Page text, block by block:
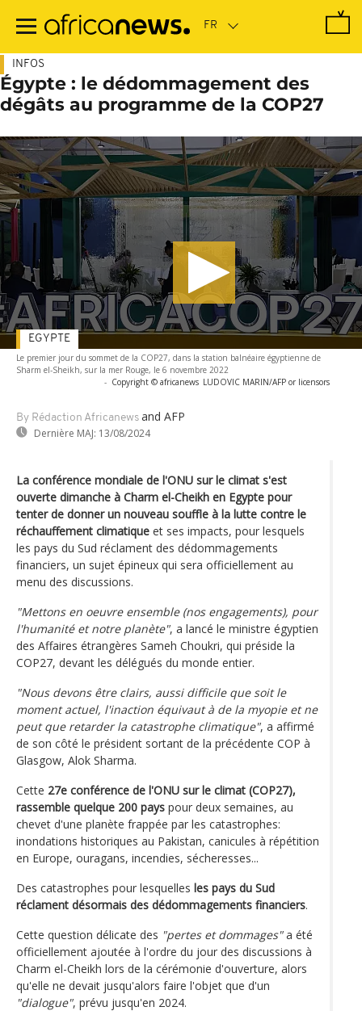
contenu
INFOS
Égypte : le dédommagement des
dégâts au programme de la COP27
Le premier jour du sommet de la COP27, dans la station balnéaire égyptienne de
Sharm el-Sheikh, sur la mer Rouge, le 6 novembre 2022
- Copyright © africanews LUDOVIC MARIN/AFP or licensors
By Rédaction Africanews and AFP
Dernière MAJ: 13/08/2024
EGYPTE
La conférence mondiale de l'ONU sur le climat s'est
ouverte dimanche à Charm el-Cheikh en Egypte pour
tenter de donner un nouveau souffle à la lutte contre le
réchauffement climatique et ses impacts, pour lesquels
les pays du Sud réclament des dédommagements
financiers, un sujet épineux qui sera officiellement au
menu des discussions.
"Mettons en oeuvre ensemble (nos engagements), pour
l'humanité et notre planète", a lancé le ministre égyptien
des Affaires étrangères Sameh Choukri, qui préside la
COP27, devant les délégués du monde entier.
"Nous devons être clairs, aussi difficile que soit le
moment actuel, l'inaction équivaut à de la myopie et ne
peut que retarder la catastrophe climatique", a affirmé
de son côté le président sortant de la précédente COP à
Glasgow, Alok Sharma.
Cette 27e conférence de l'ONU sur le climat (COP27),
rassemble quelque 200 pays pour deux semaines, au
chevet d'une planète frappée par les catastrophes:
inondations historiques au Pakistan, canicules à répétition
en Europe, ouragans, incendies, sécheresses...
Des catastrophes pour lesquelles les pays du Sud
réclament désormais des dédommagements financiers.
Cette question délicate des "pertes et dommages"a été
officiellement ajoutée à l'ordre du jour des discussions à
Charm el-Cheikh lors de la cérémonie d'ouverture, alors
qu'elle ne devait jusqu'alors faire l'objet que d'un
"dialogue", prévu jusqu'en 2024.